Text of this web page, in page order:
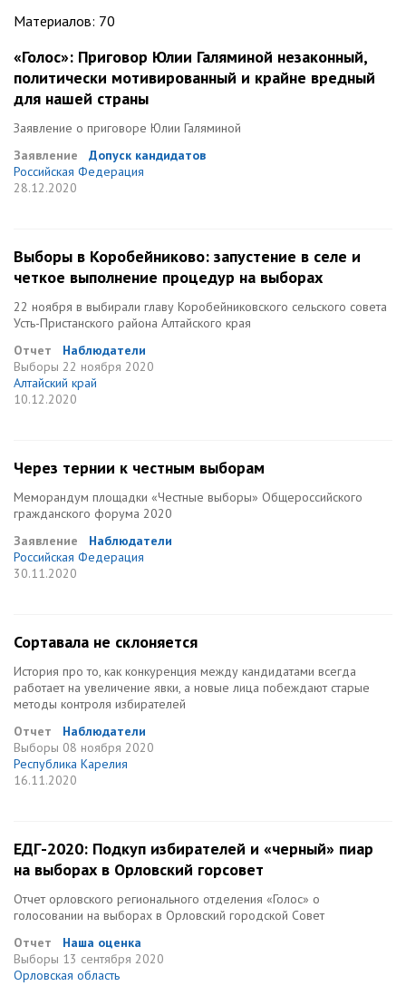
Материалов: 70
«Голос»: Приговор Юлии Галяминой незаконный,
политически мотивированный и крайне вредный
для нашей страны
Заявление о приговоре Юлии Галяминой
Заявление
Допуск кандидатов
Российская Федерация
28.12.2020
Выборы в Коробейниково: запустение в селе и
четкое выполнение процедур на выборах
22 ноября в выбирали главу Коробейниковского сельского совета
Усть-Пристанского района Алтайского края
Отчет
Наблюдатели
Выборы 22 ноября 2020
Алтайский край
10.12.2020
Через тернии к честным выборам
Меморандум площадки «Честные выборы» Общероссийского
гражданского форума 2020
Заявление
Наблюдатели
Российская Федерация
30.11.2020
Сортавала не склоняется
История про то, как конкуренция между кандидатами всегда
работает на увеличение явки, а новые лица побеждают старые
методы контроля избирателей
Отчет
Наблюдатели
Выборы 08 ноября 2020
Республика Карелия
16.11.2020
ЕДГ-2020: Подкуп избирателей и «черный» пиар
на выборах в Орловский горсовет
Отчет орловского регионального отделения «Голос» о
голосовании на выборах в Орловский городской Совет
Отчет
Наша оценка
Выборы 13 сентября 2020
Орловская область